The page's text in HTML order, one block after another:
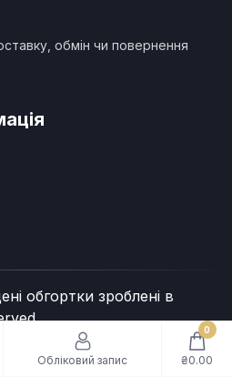
обмін чи повернення
обгортки зроблені в
Обліковий запис
0
₴0.00